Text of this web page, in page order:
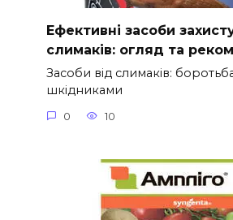
Ефективні засоби
слимаків: огляд та
Засоби від слимаків:
шкідниками
0 10